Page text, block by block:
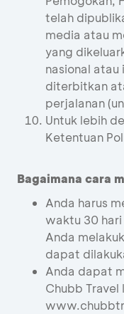
telah
media atau
yang
nasional atau
diterbitkan
perjalanan
Untuk lebih
Ketentuan
Bagaimana cara
Anda harus
waktu 30
Anda
dapat
Anda dapat
Chubb Travel